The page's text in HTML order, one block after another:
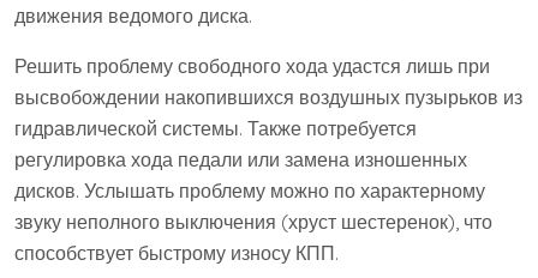
движения ведомого диска.
Решить проблему свободного хода удастся лишь при
высвобождении накопившихся воздушных пузырьков из
гидравлической системы. Также потребуется
регулировка хода педали или замена изношенных
дисков. Услышать проблему можно по характерному
звуку неполного выключения (хруст шестеренок), что
способствует быстрому износу КПП.